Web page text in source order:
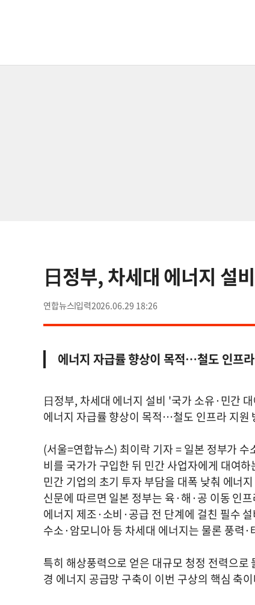
日정부, 차세대 에너지 설
연합뉴스 2026.06.29 18:26
에너지 자급률 향상이 목적…철도 인프
日정부, 차세대 에너지 설비 '국가 소유·민간
에너지 자급률 향상이 목적…철도 인프라 지원
(서울=연합뉴스) 최이락 기자 = 일본 정부가
비를 국가가 구입한 뒤 민간 사업자에게 대여
민간 기업의 초기 투자 부담을 대폭 낮춰 에너
신문에 따르면 일본 정부는 육·해·공 이동 인
에너지 제조·소비·공급 전 단계에 걸친 필수
수소·암모니아 등 차세대 에너지는 물론 풍력
특히 해상풍력으로 얻은 대규모 청정 전력으
경 에너지 공급망 구축이 이번 구상의 핵심 축